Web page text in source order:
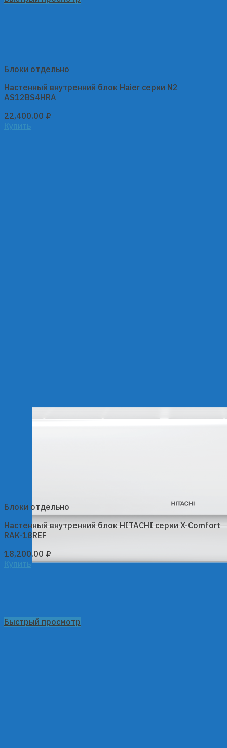
Блоки отдельно
Настенный внутренний блок Haier серии N2
AS12BS4HRA
22,400.00 ₽
Купить
Быстрый просмотр
Блоки отдельно
Настенный внутренний блок HITACHI серии X-Comfort
RAK-18REF
18,200.00 ₽
Купить